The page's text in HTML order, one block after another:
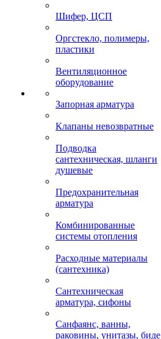
Шифер, ЦСП
Оргстекло, полимеры,
пластики
Вентиляционное
оборудование
Запорная арматура
Клапаны невозвратные
Подводка
сантехническая, шланги
душевые
Предохранительная
арматура
Комбинированные
системы отопления
Расходные материалы
(сантехника)
Сантехническая
арматура, сифоны
Санфаянс, ванны,
раковины, унитазы, биде